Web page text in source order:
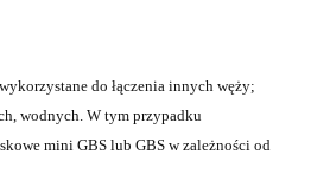
do łączenia innych węży;
wodnych. W tym przypadku
mini GBS lub GBS w zależności od